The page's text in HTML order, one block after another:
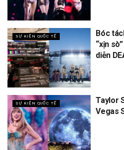
SỰ KIỆN QUỐC TẾ
Bóc
“xịn
diễn
SỰ KIỆN QUỐC TẾ
Taylor
Vegas